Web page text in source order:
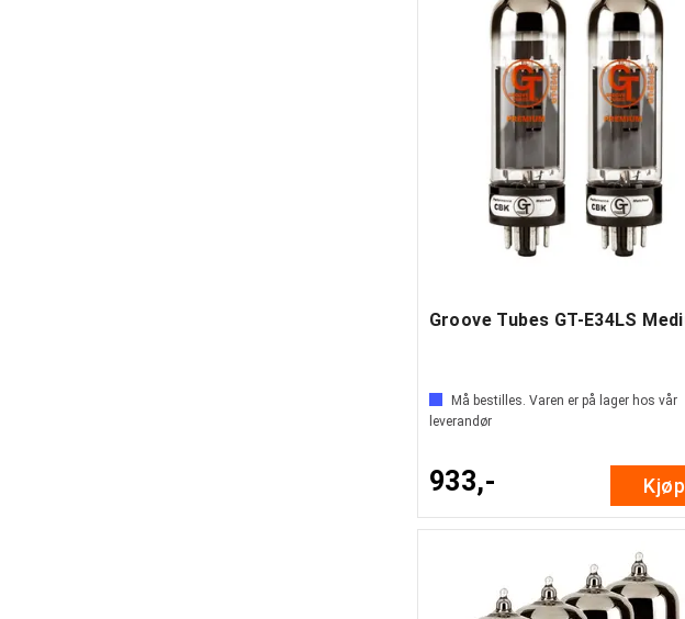
Må bestilles. Varen er på lager hos vår
leverandør
933,- Kjøp